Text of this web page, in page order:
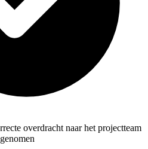
overdracht naar het projectteam